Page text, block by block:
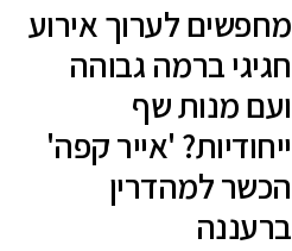
מחפשים לערוך אירוע
חגיגי ברמה גבוהה
ועם מנות שף
ייחודיות? 'אייר קפה'
הכשר למהדרין
ברעננה